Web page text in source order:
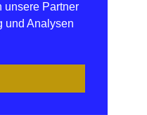
unsere Partner
und Analysen